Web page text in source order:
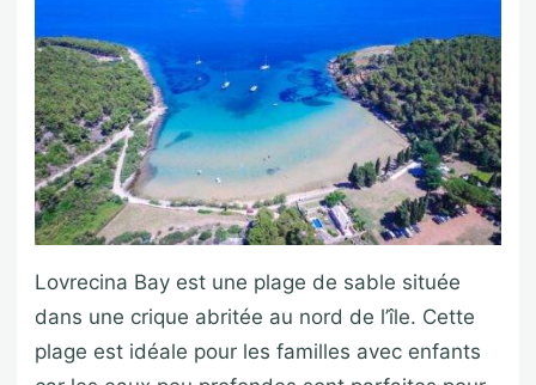
Lovrecina Bay est une plage de sable située
dans une crique abritée au nord de l’île. Cette
plage est idéale pour les familles avec enfants